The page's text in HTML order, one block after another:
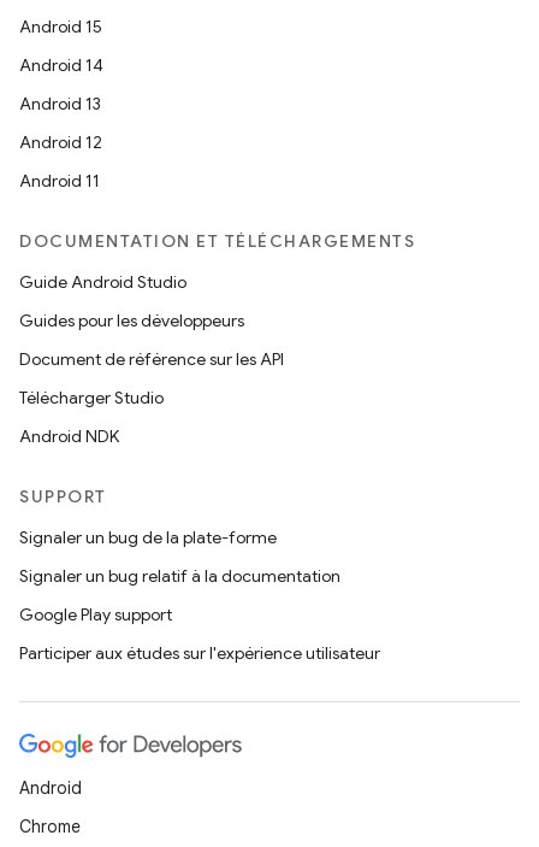
Android 15
Android 14
Android 13
Android 12
Android 11
DOCUMENTATION ET TÉLÉCHARGEMENTS
Guide Android Studio
Guides pour les développeurs
Document de référence sur les API
Télécharger Studio
Android NDK
SUPPORT
Signaler un bug de la plate-forme
Signaler un bug relatif à la documentation
Google Play support
Participer aux études sur l'expérience utilisateur
Android
Chrome